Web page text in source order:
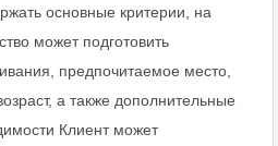
основные критерии, на
может подготовить
предпочитаемое место,
а также дополнительные
Клиент может